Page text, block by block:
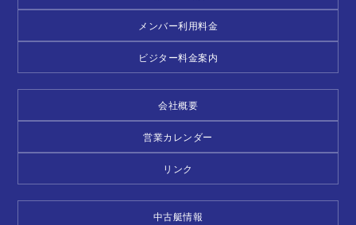
メンバー利用料金
ビジター料金案内
会社概要
営業カレンダー
リンク
中古艇情報